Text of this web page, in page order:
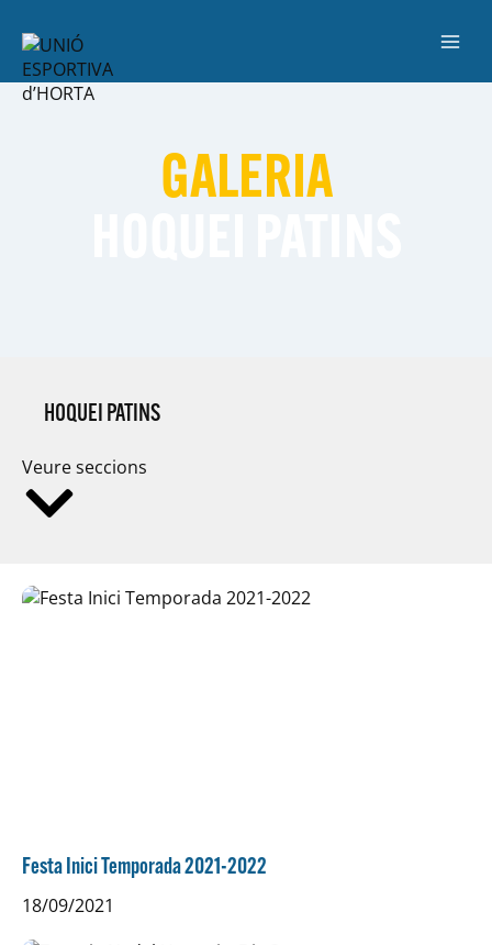
GALERIA
HOQUEI PATINS
Veure seccions
Portada
Contacte
Patrocinadors
Festa Inici Temporada 2021-2022
18/09/2021